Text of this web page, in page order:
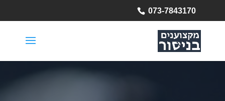
073-7843170